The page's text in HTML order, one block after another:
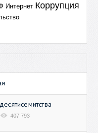
Интернет Коррупция
407 793